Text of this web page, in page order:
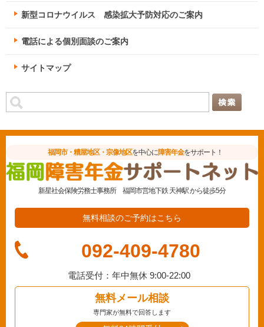
新型コロナウイルス 感染拡大予防対応のご案内
電話による個別面談のご案内
サイトマップ
福岡市・糟屋地区・宗像地区を中心に障害年金をサポート！
新星社会保険労務士事務所 福岡市営地下鉄 天神駅 から徒歩5分
無料相談のご予約はこちら
092-409-4780
電話受付：年中無休 9:00-22:00
無料メール相談
専門家が無料で回答します